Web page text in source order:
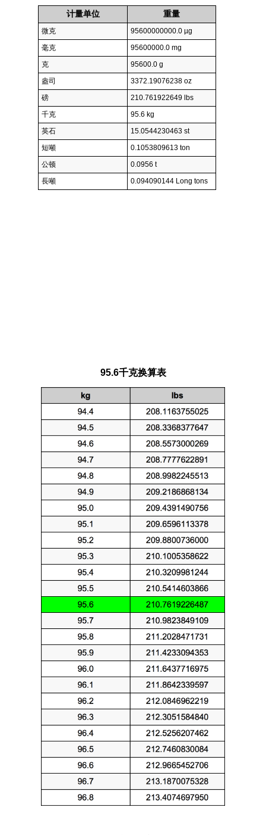
计量单位 重量
微克
95600000000.0 µg
毫克
95600000.0 mg
克
95600.0 g
盎司
3372.19076238 oz
磅
210.761922649 lbs
千克
95.6 kg
英石
15.0544230463 st
短噸
0.1053809613 ton
公顿
0.0956 t
長噸
0.094090144 Long tons
95.6千克换算表